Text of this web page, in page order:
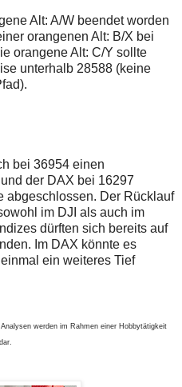
Alt: A/W beendet worden
orangenen Alt: B/X bei
orangene Alt: C/Y sollte
unterhalb 28588 (keine
bei 36954 einen
der DAX bei 16297
abgeschlossen. Der Rücklauf
im DJI als auch im
dürften sich bereits auf
Im DAX könnte es
ein weiteres Tief
werden im Rahmen einer Hobbytätigkeit